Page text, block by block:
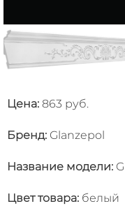
Цена: 863 руб.
Бренд: Glanzepol
Название модели:
Цвет товара: белый